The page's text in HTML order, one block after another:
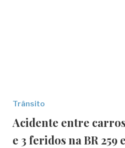
Trânsito
Acidente entre
e 3 feridos na BR 259